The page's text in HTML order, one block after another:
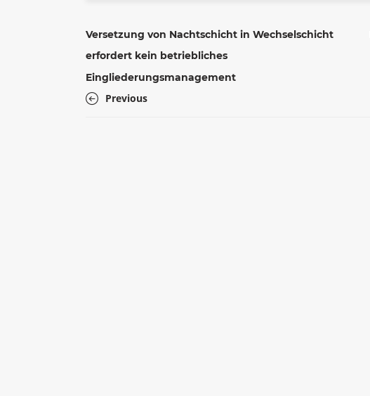
Versetzung von Nachtschicht in Wechselschicht
erfordert kein betriebliches
Eingliederungsmanagement
Previous